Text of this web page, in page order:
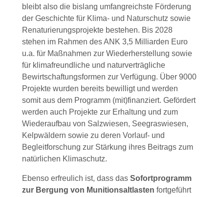
bleibt also die bislang umfangreichste Förderung
der Geschichte für Klima- und Naturschutz sowie
Renaturierungsprojekte bestehen. Bis 2028
stehen im Rahmen des ANK 3,5 Milliarden Euro
u.a. für Maßnahmen zur Wiederherstellung sowie
für klimafreundliche und naturverträgliche
Bewirtschaftungsformen zur Verfügung. Über 9000
Projekte wurden bereits bewilligt und werden
somit aus dem Programm (mit)finanziert. Gefördert
werden auch Projekte zur Erhaltung und zum
Wiederaufbau von Salzwiesen, Seegraswiesen,
Kelpwäldern sowie zu deren Vorlauf- und
Begleitforschung zur Stärkung ihres Beitrags zum
natürlichen Klimaschutz.
Ebenso erfreulich ist, dass das Sofortprogramm
zur Bergung von Munitionsaltlasten fortgeführt